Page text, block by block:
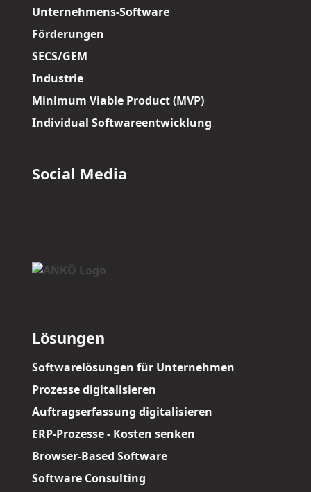
Unternehmens-Software
Förderungen
SECS/GEM
Industrie
Minimum Viable Product (MVP)
Individual Softwareentwicklung
Social Media
Lösungen
Softwarelösungen für Unternehmen
Prozesse digitalisieren
Auftragserfassung digitalisieren
ERP-Prozesse - Kosten senken
Browser-Based Software
Software Consulting